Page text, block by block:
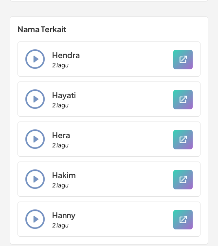
Nama Terkait
Hendra
2 lagu
Hayati
2 lagu
Hera
2 lagu
Hakim
2 lagu
Hanny
2 lagu